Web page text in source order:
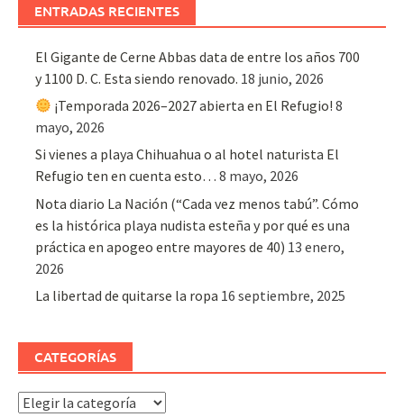
ENTRADAS RECIENTES
El Gigante de Cerne Abbas data de entre los años 700
y 1100 D. C. Esta siendo renovado. 18 junio, 2026
¡Temporada 2026–2027 abierta en El Refugio! 8
mayo, 2026
Si vienes a playa Chihuahua o al hotel naturista El
Refugio ten en cuenta esto… 8 mayo, 2026
Nota diario La Nación (“Cada vez menos tabú”. Cómo
es la histórica playa nudista esteña y por qué es una
práctica en apogeo entre mayores de 40) 13 enero,
2026
La libertad de quitarse la ropa 16 septiembre, 2025
CATEGORÍAS
Categorías